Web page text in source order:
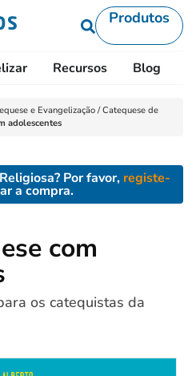
Produtos
Recursos Blog
e Evangelização/Catequese de
adolescentes
Por favor, registe-
a compra.
com
os catequistas da